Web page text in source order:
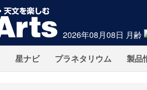
2026年08月08日 月齢
星ナビ プラネタリウム 製品